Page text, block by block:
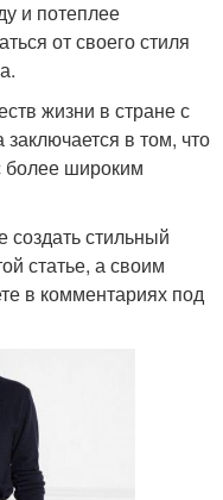
и потеплее
от своего стиля
жизни в стране с
в том, что
более широким
создать стильный
статье, а своим
в комментариях под